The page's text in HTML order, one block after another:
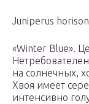
Juniperus
«Winter Blue».
на солнечных,
Хвоя имеет
интенсивно